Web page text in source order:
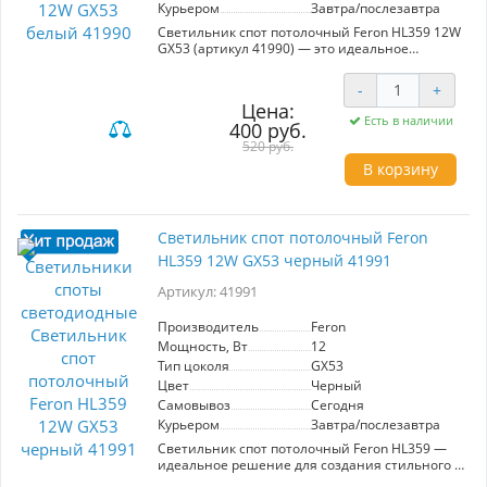
Курьером
Завтра/послезавтра
Светильник спот потолочный Feron HL359 12W
GX53 (артикул 41990) — это идеальное
любом интерьере. С мощностью 12 Вт и
светом, обеспечиваемым лампой с цоколем
GX53, светильник гарантирует яркое и
качественное освещение. Его универсальный
белый цвет и цилиндрическая форма
позволяют гармонично вписаться в
различные стили оформления. Модель HL359
акцентного освещения, что делает её
универсальной для жилых и коммерческих
помещений. В комплект входит крепеж для
легкой установки на любой поверхности.
обеспечивает прочность и долговечность.
защиты IP20 и напряжение 220V, делают этот
светильник отличным выбором для создания
стильного и функционального освещения.
Цена:
400 руб.
520 руб.
- +
Есть в наличии
В корзину
Светильник спот потолочный Feron
HL359 12W GX53 черный 41991
Артикул: 41991
Производитель
Feron
Мощность, Вт
12
Тип цоколя
GX53
Цвет
Черный
Самовывоз
Сегодня
Курьером
Завтра/послезавтра
Светильник спот потолочный Feron HL359 —
идеальное решение для создания стильного и